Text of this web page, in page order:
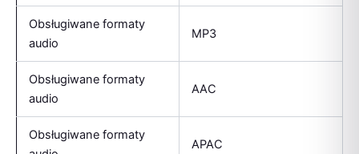
Obsługiwane formaty
audio
MP3
Obsługiwane formaty
audio
AAC
Obsługiwane formaty
APAC